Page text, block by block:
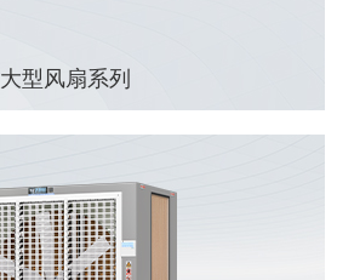
大型风扇系列